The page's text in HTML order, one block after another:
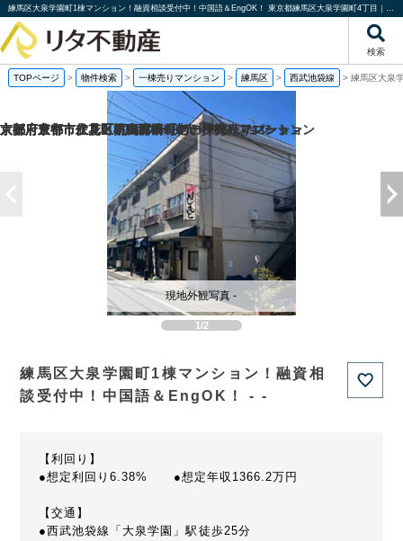
練馬区大泉学園町1棟マンション！融資相談受付中！中国語＆EngOK！ 東京都練馬区大泉学園町4丁目｜一棟売りマンション｜投資物件や収益物件｜株式会社リタ不動産
検索
TOPページ > 物件検索 > 一棟売りマンション > 練馬区 > 西武池袋線 > 練馬区大泉
1/2
現地外観写真 -
練馬区大泉学園町1棟マンション！融資相
談受付中！中国語＆EngOK！ - -
【利回り】
●想定利回り6.38% ●想定年収1366.2万円
【交通】
●西武池袋線「大泉学園」駅徒歩25分
京都府京都市伏見区桃山町泰長老の一棟売りマンション
京都府京都市伏見区向島津田町の一棟売りマンション
京都府京都市左京区下鴨宮崎町の一棟売りアパート
大阪府豊中市立花町1丁目の一棟売りマンション